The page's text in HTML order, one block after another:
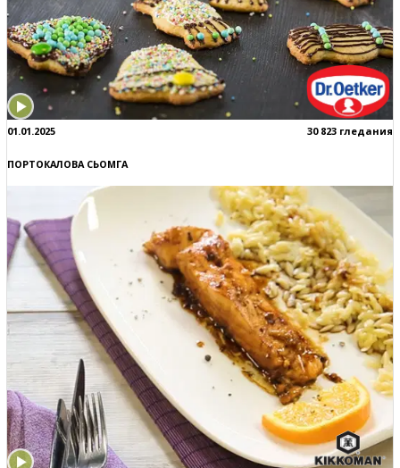
01.01.2025 30 823 гледания
ПОРТОКАЛОВА СЬОМГА